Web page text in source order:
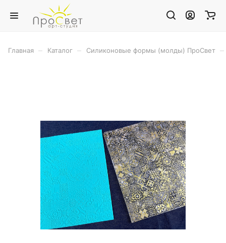
Главная Каталог Силиконовые формы (молды) ПроСвет